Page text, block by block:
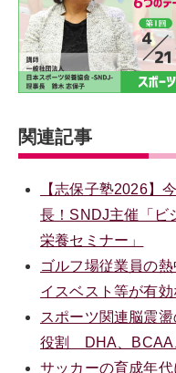
関連記事
【志保子塾2026】
長！SNDJ主催「ビ
栄養セミナー」
ゴルフ場従業員の
イスベスト等が有
スポーツ関連脳震
役割 DHA、BCAA
サッカーの育成年